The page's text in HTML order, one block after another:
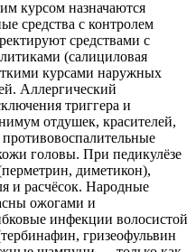
курсом назначаются
средства с контролем
средствами с
(салициловая
курсами наружных
Аллергический
триггера и
отдушек, красителей,
головы. При педикулёзе
диметикон),
и расчёсок. Народные
ожогами и
инфекции волосистой
гризеофульвин